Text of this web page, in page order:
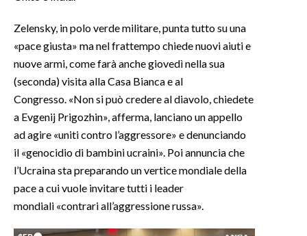
INSULARITÀ
INFO AZIENDE
ABBONATI
ANNUNCI
NECROLOGI
PUBBLICITÀ
STORE
Zelensky, in polo verde militare, punta tutto su una
«pace giusta» ma nel frattempo chiede nuovi aiuti e
nuove armi, come farà anche giovedì nella sua
(seconda) visita alla Casa Bianca e al
Congresso. «Non si può credere al diavolo, chiedete
a Evgenij Prigozhin», afferma, lanciano un appello
ad agire «uniti contro l’aggressore» e denunciando
il «genocidio di bambini ucraini». Poi annuncia che
l’Ucraina sta preparando un vertice mondiale della
pace a cui vuole invitare tutti i leader
mondiali «contrari all’aggressione russa».